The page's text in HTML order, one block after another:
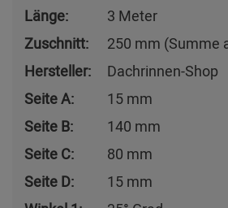
Länge:
3 Meter
Zuschnitt:
250 mm (Summe
Hersteller:
Dachrinnen-Shop
Seite A:
15 mm
Seite B:
140 mm
Seite C:
80 mm
Seite D:
15 mm